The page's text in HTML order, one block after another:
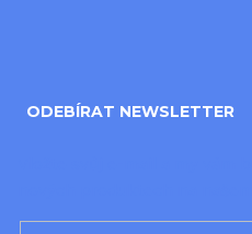
ODEBÍRAT NEWSLETTER